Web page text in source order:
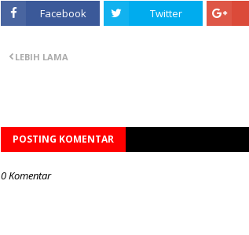
Facebook Twitter
LEBIH LAMA
POSTING KOMENTAR
0 Komentar